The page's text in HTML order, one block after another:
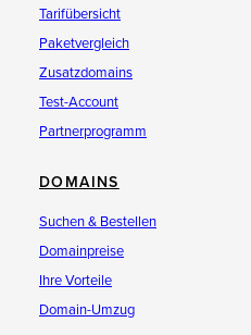
Tarifübersicht
Paketvergleich
Zusatzdomains
Test-Account
Partnerprogramm
DOMAINS
Suchen & Bestellen
Domainpreise
Ihre Vorteile
Domain-Umzug